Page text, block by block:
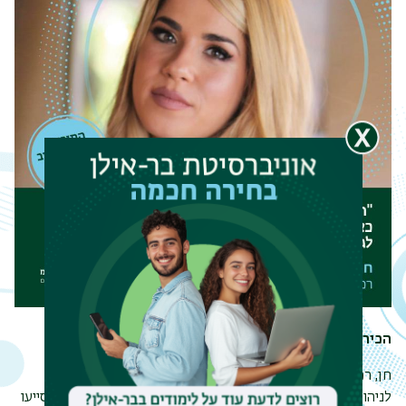
הכירו את חן ורמוט אלישע
חן, רכזת משאבי אנוש במכבי שירותי בריאות ובוגרת התוכנית
לניהול ויישוב סכסוכים, שיתפה אותנו כיצד הלימודים בתוכנית סייעו